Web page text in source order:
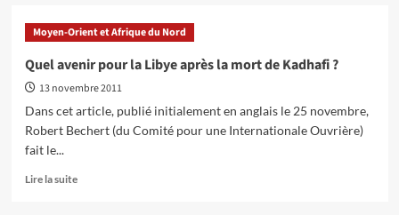
Libye
:
société
post-
Kadhafi
toujours
volatile
Moyen-Orient et Afrique du Nord
Quel avenir pour la Libye après la mort de Kadhafi ?
13 novembre 2011
Dans cet article, publié initialement en anglais le 25 novembre,
Robert Bechert (du Comité pour une Internationale Ouvrière)
fait le...
Lire la suiteEn